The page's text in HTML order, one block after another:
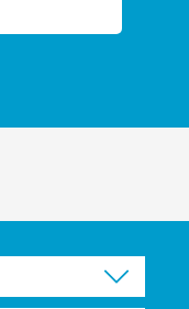
Aesculap
bij